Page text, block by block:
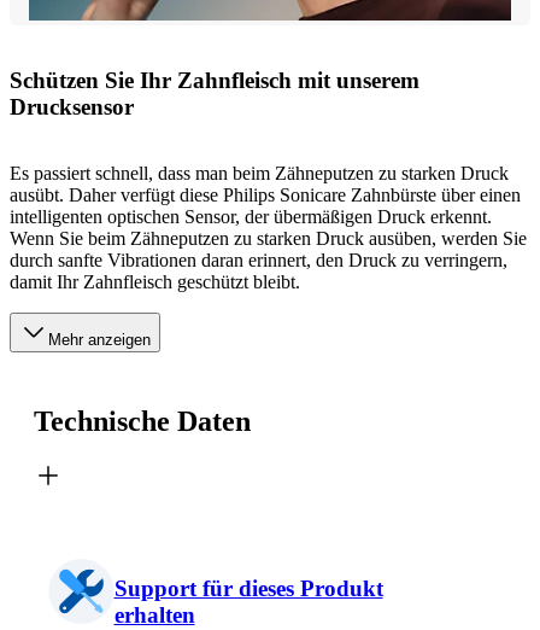
Schützen Sie Ihr Zahnfleisch mit unserem
Drucksensor
Es passiert schnell, dass man beim Zähneputzen zu starken Druck
ausübt. Daher verfügt diese Philips Sonicare Zahnbürste über einen
intelligenten optischen Sensor, der übermäßigen Druck erkennt.
Wenn Sie beim Zähneputzen zu starken Druck ausüben, werden Sie
durch sanfte Vibrationen daran erinnert, den Druck zu verringern,
damit Ihr Zahnfleisch geschützt bleibt.
Mehr anzeigen
Technische Daten
Support für dieses Produkt
erhalten